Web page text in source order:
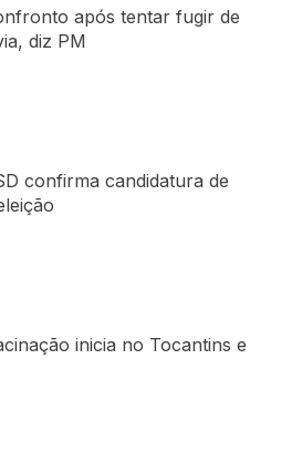
após tentar fugir de
diz PM
confirma candidatura de
inicia no Tocantins e